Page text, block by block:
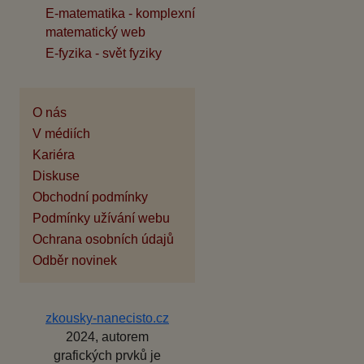
E-matematika - komplexní
matematický web
E-fyzika - svět fyziky
O nás
V médiích
Kariéra
Diskuse
Obchodní podmínky
Podmínky užívání webu
Ochrana osobních údajů
Odběr novinek
zkousky-nanecisto.cz
2024, autorem
grafických prvků je